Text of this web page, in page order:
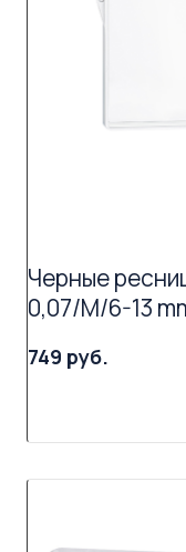
Черные
0,07/M/6-13
749 руб.